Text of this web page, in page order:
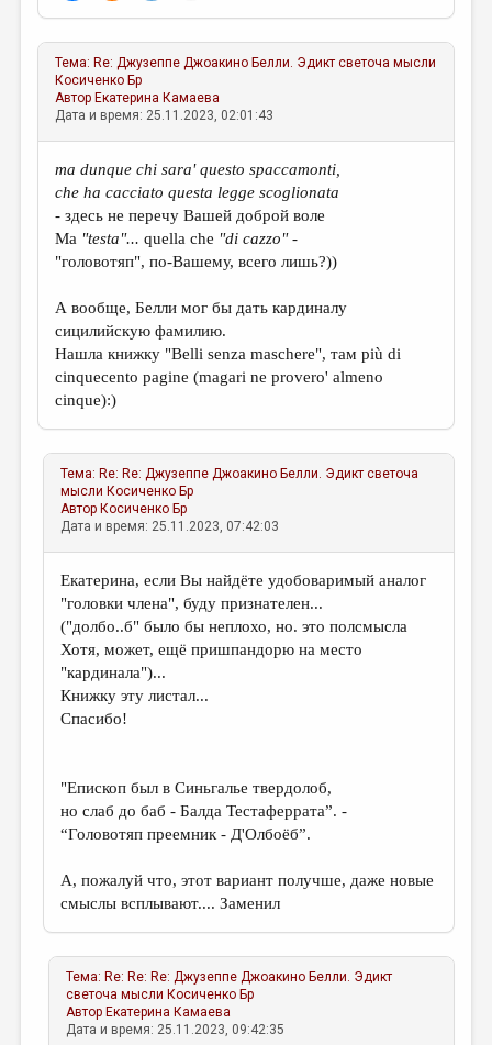
Тема: Re: Джузеппе Джоакино Белли. Эдикт светоча мысли
Косиченко Бр
Автор Екатерина Камаева
Дата и время: 25.11.2023, 02:01:43
ma dunque chi sara' questo spaccamonti,
che ha cacciato questa legge scoglionata
- здесь не перечу Вашей доброй воле
Ma "testa"...quella che "di cazzo"-
"головотяп", по-Вашему, всего лишь?))
А вообще, Белли мог бы дать кардиналу
сицилийскую фамилию.
Нашла книжку "Belli senza maschere", там più di
cinquecento pagine (magari ne provero' almeno
cinque):)
Тема: Re: Re: Джузеппе Джоакино Белли. Эдикт светоча
мысли Косиченко Бр
Автор Косиченко Бр
Дата и время: 25.11.2023, 07:42:03
Екатерина, если Вы найдёте удобоваримый аналог
"головки члена", буду признателен...
("долбо..б" было бы неплохо, но. это полсмысла
Хотя, может, ещё пришпандорю на место
"кардинала")...
Книжку эту листал...
Спасибо!
"Епископ был в Синьгалье твердолоб,
но слаб до баб - Балда Тестаферрата”. -
“Головотяп преемник - Д'Олбоёб”.
А, пожалуй что, этот вариант получше, даже новые
смыслы всплывают.... Заменил
Тема: Re: Re: Re: Джузеппе Джоакино Белли. Эдикт
светоча мысли Косиченко Бр
Автор Екатерина Камаева
Дата и время: 25.11.2023, 09:42:35